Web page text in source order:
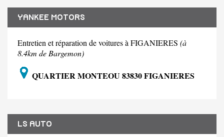
YANKEE MOTORS
Entretien et réparation de voitures à FIGANIERES (à
8.4km de Bargemon)
QUARTIER MONTEOU 83830 FIGANIERES
LS AUTO